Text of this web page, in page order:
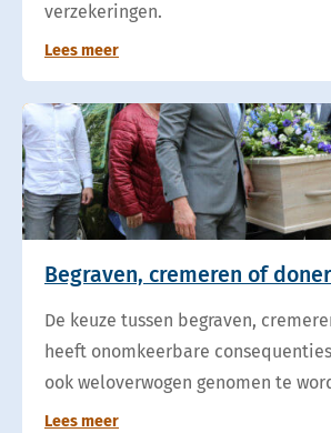
verzekeringen.
Lees meer
Begraven, cremeren of
De keuze tussen begraven,
heeft onomkeerbare
ook weloverwogen genomen te
Lees meer